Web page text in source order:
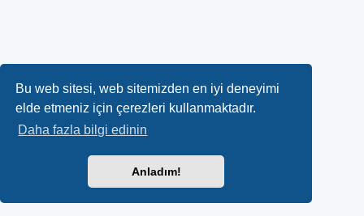
Bu web sitesi, web sitemizden en iyi deneyimi
elde etmeniz için çerezleri kullanmaktadır.
Daha fazla bilgi edinin
Anladım!